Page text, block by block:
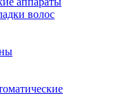
волос